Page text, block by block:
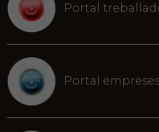
Portal
Portal